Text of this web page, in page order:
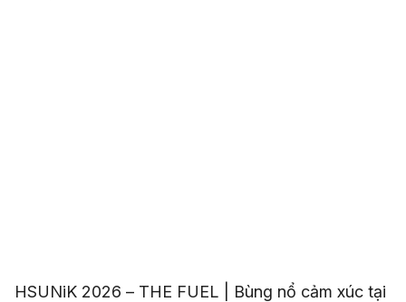
HSUNiK 2026 – THE FUEL | Bùng nổ cảm xúc tại